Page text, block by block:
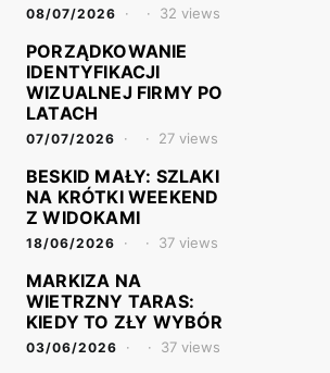
08/07/2026 32 views
PORZĄDKOWANIE
IDENTYFIKACJI
WIZUALNEJ FIRMY PO
LATACH
07/07/2026 27 views
BESKID MAŁY: SZLAKI
NA KRÓTKI WEEKEND
Z WIDOKAMI
18/06/2026 37 views
MARKIZA NA
WIETRZNY TARAS:
KIEDY TO ZŁY WYBÓR
03/06/2026 37 views